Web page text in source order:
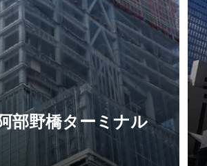
部野橋ターミナル